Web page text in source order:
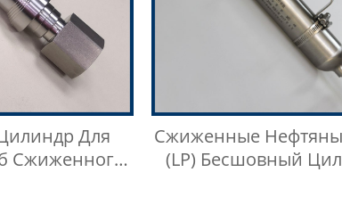
Для
Сжиженного
Сжиженные
(LP) Бесшовный